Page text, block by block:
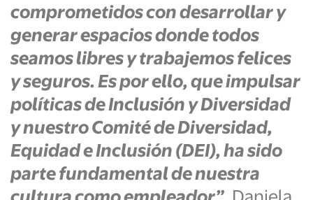
comprometidos con desarrollar y
generar espacios donde todos
seamos libres y trabajemos felices
y seguros. Es por ello, que impulsar
políticas de Inclusión y Diversidad
y nuestro Comité de Diversidad,
Equidad e Inclusión (DEI), ha sido
parte fundamental de nuestra